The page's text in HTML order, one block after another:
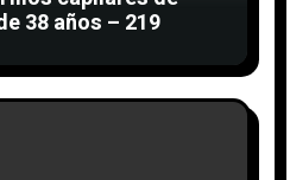
38 años – 219